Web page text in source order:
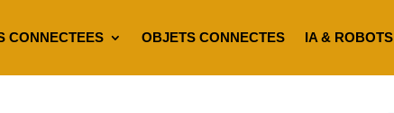
CONNECTEES OBJETS CONNECTES IA & ROBOTS